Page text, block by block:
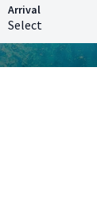
Arrival
Select